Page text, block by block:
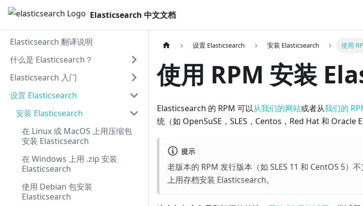
Elasticsearch 中文文档
Elasticsearch 翻译说明
什么是 Elasticsearch？
Elasticsearch 入门
设置 Elasticsearch
安装 Elasticsearch
在 Linux 或 MacOS 上用压缩包
安装 Elasticsearch
在 Windows 上用 .zip 安装
Elasticsearch
使用 Debian 包安装
Elasticsearch
设置 Elasticsearch 安装 Elasticsearch 使用
使用 RPM 安装
Elasticsearch 的 RPM 可以从我们的网站或者从我们的
统（如 OpenSuSE，SLES，Centos，Red Hat 和 Oracle
提示
老版本的 RPM 发行版本（如 SLES 11 和 CentOS 5）
上用存档安装 Elasticsearch。